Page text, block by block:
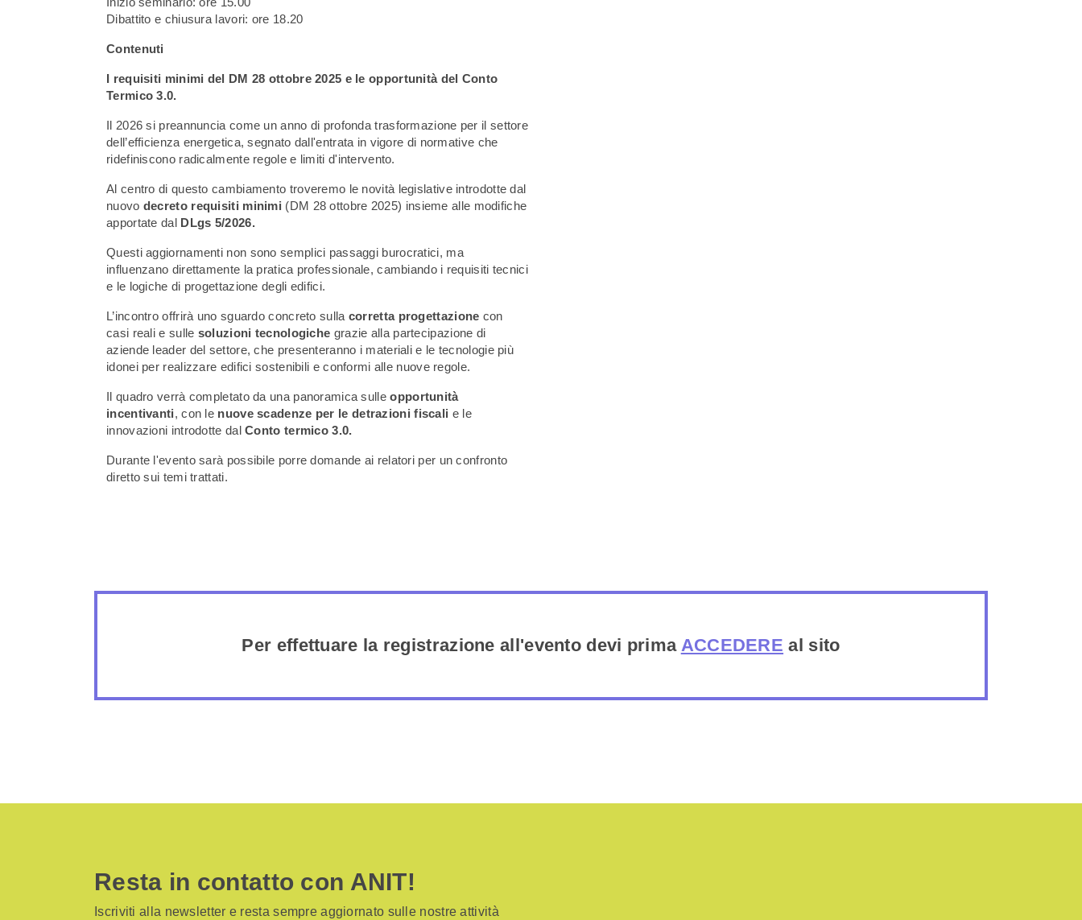
Dibattito e chiusura lavori: ore 18.20
Contenuti
I requisiti minimi del DM 28 ottobre 2025 e le opportunità del Conto
Termico 3.0.
Il 2026 si preannuncia come un anno di profonda trasformazione per il settore
dell’efficienza energetica, segnato dall'entrata in vigore di normative che
ridefiniscono radicalmente regole e limiti d'intervento.
Al centro di questo cambiamento troveremo le novità legislative introdotte dal
nuovo decreto requisiti minimi (DM 28 ottobre 2025) insieme alle modifiche
apportate dal DLgs 5/2026.
Questi aggiornamenti non sono semplici passaggi burocratici, ma
influenzano direttamente la pratica professionale, cambiando i requisiti tecnici
e le logiche di progettazione degli edifici.
L’incontro offrirà uno sguardo concreto sulla corretta progettazione con
casi reali e sulle soluzioni tecnologiche grazie alla partecipazione di
aziende leader del settore, che presenteranno i materiali e le tecnologie più
idonei per realizzare edifici sostenibili e conformi alle nuove regole.
Il quadro verrà completato da una panoramica sulleopportunità
incentivanti, con le nuove scadenze per le detrazioni fiscali e le
innovazioni introdotte dalConto termico 3.0.
Durante l'evento sarà possibile porre domande ai relatori per un confronto
diretto sui temi trattati.
Per effettuare la registrazione all'evento devi prima ACCEDERE al sito
Resta in contatto con ANIT!
Iscriviti alla newsletter e resta sempre aggiornato sulle nostre attività